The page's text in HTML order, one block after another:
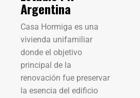
Argentina
Casa Hormiga es una
vivienda unifamiliar
donde el objetivo
principal de la
renovación fue preservar
la esencia del edificio